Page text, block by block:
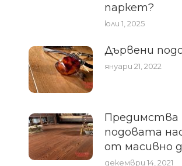
паркет?
юли 1, 2025
Дървени
януари 21, 2022
Предимства
подовата
от масивно
декември 14, 2021